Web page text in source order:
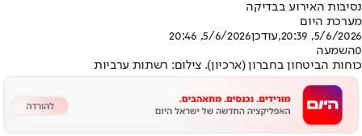
נסיבות האירוע בבדיקה
מערכת היום
5/6/2026, 20:39
,עודכן5/6/2026, 20:46
0השמעה
כוחות הביטחון בחברון (ארכיון). צילום: רשתות ערביות